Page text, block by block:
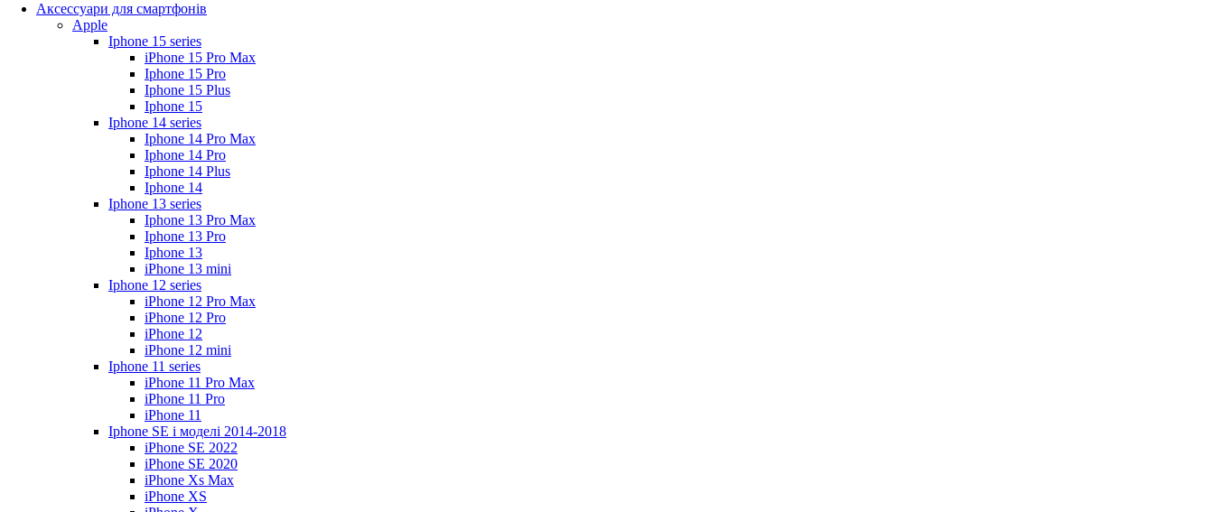
Аксессуари для смартфонів
Apple
Iphone 15 series
iPhone 15 Pro Max
Iphone 15 Pro
Iphone 15 Plus
Iphone 15
Iphone 14 series
Iphone 14 Pro Max
Iphone 14 Pro
Iphone 14 Plus
Iphone 14
Iphone 13 series
Iphone 13 Pro Max
Iphone 13 Pro
Iphone 13
iPhone 13 mini
Iphone 12 series
iPhone 12 Pro Max
iPhone 12 Pro
iPhone 12
iPhone 12 mini
Iphone 11 series
iPhone 11 Pro Max
iPhone 11 Pro
iPhone 11
Iphone SE і моделі 2014-2018
iPhone SE 2022
iPhone SE 2020
iPhone Xs Max
iPhone XS